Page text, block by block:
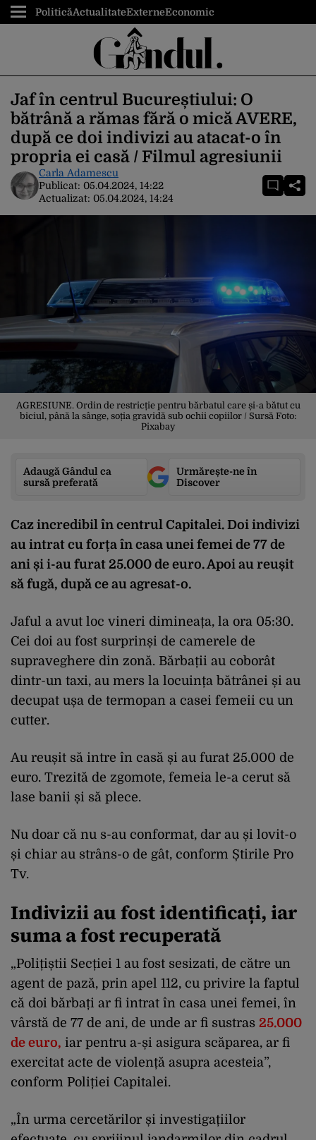
PoliticăActualitateExterneEconomic
Jaf în centrul Bucureștiului: O
bătrână a rămas fără o mică AVERE,
după ce doi indivizi au atacat-o în
propria ei casă / Filmul agresiunii
Carla Adamescu
Publicat: 05.04.2024, 14:22
Actualizat: 05.04.2024, 14:24
AGRESIUNE. Ordin de restricție pentru bărbatul care și-a bătut cu
biciul, până la sânge, soția gravidă sub ochii copiilor / Sursă Foto:
Pixabay
Adaugă Gândul ca
sursă preferată
Urmărește-ne în
Discover
Caz incredibil în centrul Capitalei. Doi indivizi
au intrat cu forța în casa unei femei de 77 de
ani și i-au furat 25.000 de euro. Apoi au reușit
să fugă, după ce au agresat-o.
Jaful a avut loc vineri dimineața, la ora 05:30.
Cei doi au fost surprinși de camerele de
supraveghere din zonă. Bărbații au coborât
dintr-un taxi, au mers la locuința bătrânei și au
decupat ușa de termopan a casei femeii cu un
cutter.
Au reușit să intre în casă și au furat 25.000 de
euro. Trezită de zgomote, femeia le-a cerut să
lase banii și să plece.
Nu doar că nu s-au conformat, dar au și lovit-o
și chiar au strâns-o de gât, conform Știrile Pro
Tv.
Indivizii au fost identificați, iar
suma a fost recuperată
„Polițiștii Secției 1 au fost sesizati, de către un
agent de pază, prin apel 112, cu privire la faptul
că doi bărbați ar fi intrat în casa unei femei, în
vârstă de 77 de ani, de unde ar fi sustras 25.000
de euro, iar pentru a-și asigura scăparea, ar fi
exercitat acte de violență asupra acesteia”,
conform Poliției Capitalei.
„În urma cercetărilor și investigațiilor